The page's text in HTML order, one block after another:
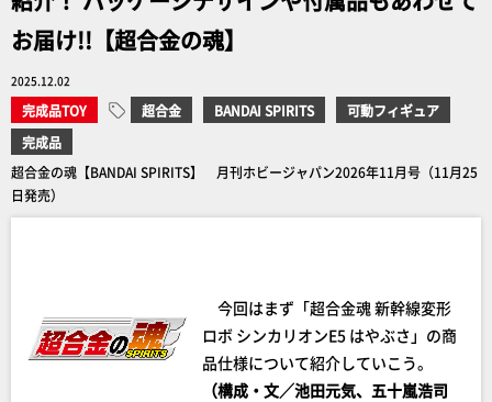
お届け!!【超合金の魂】
2025.12.02
完成品TOY 超合金 BANDAI SPIRITS
可動フィギュア
完成品
超合金の魂【BANDAI SPIRITS】 月刊ホビージャパン2026年11月号（11月25
日発売）
今回はまず「超合金魂 新幹線変形
ロボ シンカリオンE5 はやぶさ」の商
品仕様について紹介していこう。
（構成・文／池田元気、五十嵐浩司